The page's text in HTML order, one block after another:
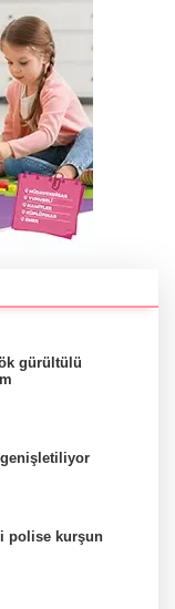
gürültülü
polise kurşun